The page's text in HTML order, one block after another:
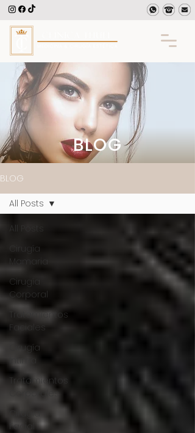
BLOG
BLOG
All Posts
Cirugía
Mamaria
Cirugía
Corporal
Tratamientos
Faciales
Cirugía
Intima
Tratamientos
Corporales
Cirugía
Facial
All Posts